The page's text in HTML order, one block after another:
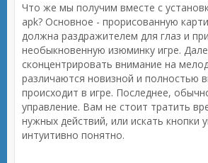
Что же мы получим вместе с
apk? Основное - прорисованную
должна раздражителем для глаз и
необыкновенную изюминку игре.
сконцентрировать внимание на
различаются новизной и полностью
происходит в игре. Последнее,
управление. Вам не стоит тратить
нужных действий, или искать кнопки
интуитивно понятно.